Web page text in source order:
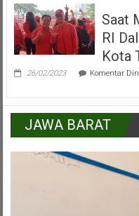
Saat
RI
Kota
26/02/2023 Komentar
JAWA BARAT